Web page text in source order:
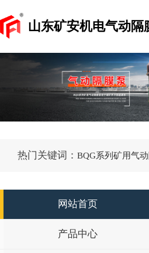
山东矿安机电气动隔
热门关键词： BQG系列矿用气
网站首页
产品中心